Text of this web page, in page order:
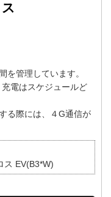
を管理しています。
電はスケジュールど
る際には、４G通信が
ス EV(B3*W)